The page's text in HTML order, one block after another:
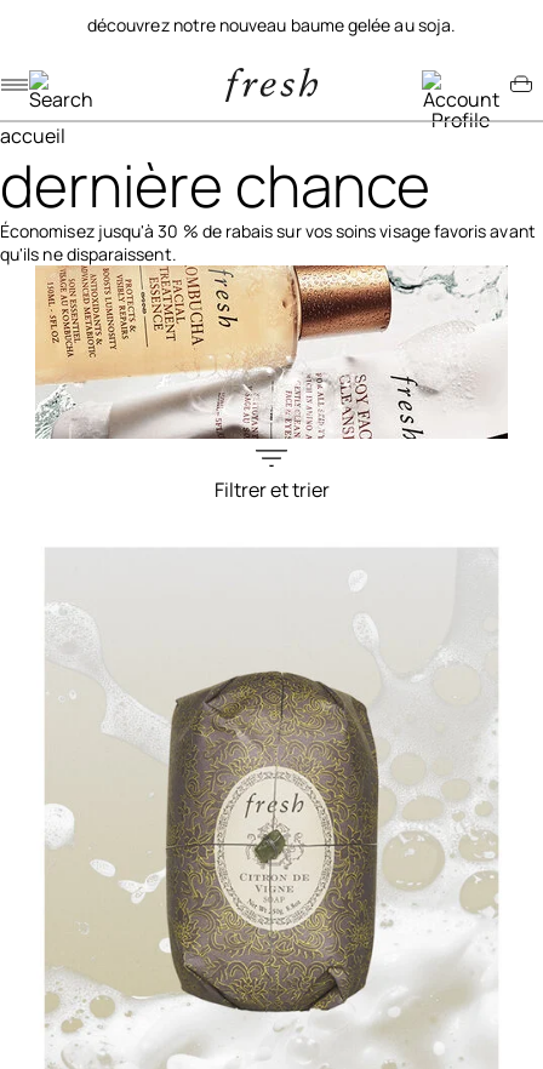
découvrez notre nouveau baume gelée au soja.
Navigation menu
Account menu
Minicart menu
accueil
dernière chance
Économisez jusqu'à 30 % de rabais sur vos soins visage favoris avant
qu'ils ne disparaissent.
Filtrer et trier